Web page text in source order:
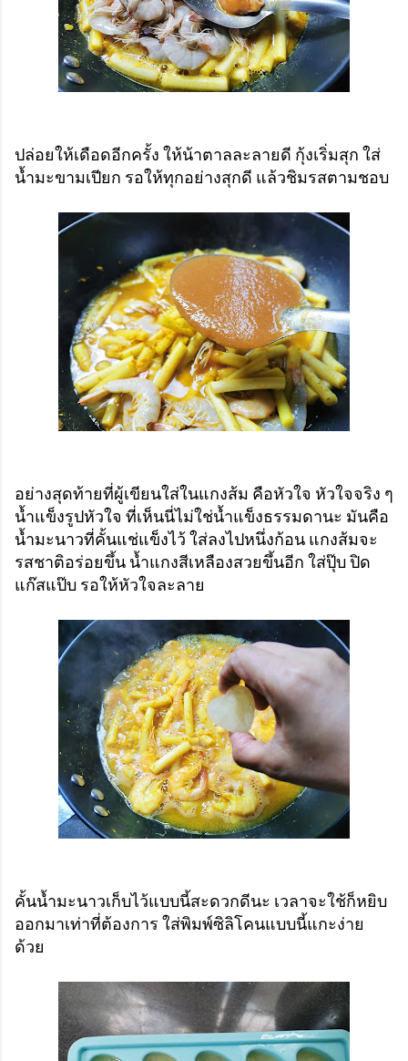
ปล่อยให้เดือดอีกครั้ง ให้น้าตาลละลายดี กุ้งเริ่มสุก ใส่
น้ำมะขามเปียก รอให้ทุกอย่างสุกดี แล้วชิมรสตามชอบ
อย่างสุดท้ายที่ผู้เขียนใส่ในแกงส้ม คือหัวใจ หัวใจจริง ๆ
น้ำแข็งรูปหัวใจ ที่เห็นนี่ไม่ใช่น้ำแข็งธรรมดานะ มันคือ
น้ำมะนาวที่คั้นแช่แข็งไว้ ใส่ลงไปหนึ่งก้อน แกงส้มจะ
รสชาติอร่อยขึ้น น้ำแกงสีเหลืองสวยขึ้นอีก ใส่ปุ๊บ ปิด
แก๊สแป๊บ รอให้หัวใจละลาย
คั้นน้ำมะนาวเก็บไว้แบบนี้สะดวกดีนะ เวลาจะใช้ก็หยิบ
ออกมาเท่าที่ต้องการ ใส่พิมพ์ซิลิโคนแบบนี้แกะง่าย
ด้วย